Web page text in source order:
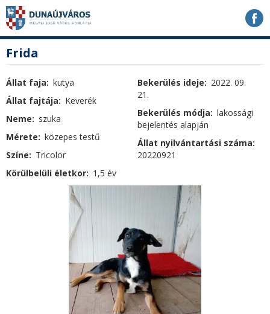
Ugrás
tartalomhoz
Ugrás
navigációhoz
Ugrás
kereséshez
a
honlapon
tartalom
Frida
Állat faja
kutya
Állat fajtája
Keverék
Neme
szuka
Mérete
közepes testű
Színe
Tricolor
Körülbelüli életkor
1,5 év
Bekerülés ideje
2022. 09.
21.
Bekerülés módja
lakossági
bejelentés alapján
Állat nyilvántartási száma
20220921